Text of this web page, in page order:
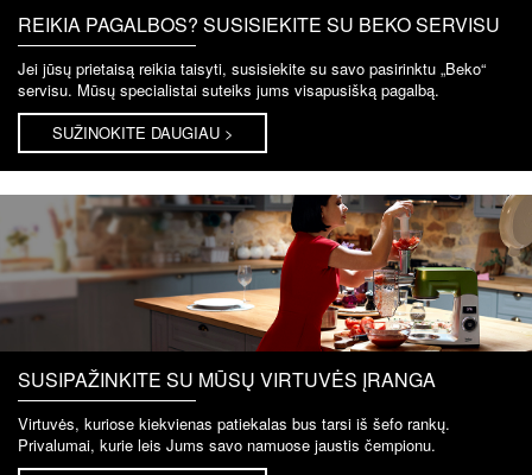
REIKIA PAGALBOS? SUSISIEKITE SU BEKO SERVISU
Jei jūsų prietaisą reikia taisyti, susisiekite su savo pasirinktu „Beko“
servisu. Mūsų specialistai suteiks jums visapusišką pagalbą.
SUŽINOKITE DAUGIAU >
SUSIPAŽINKITE SU MŪSŲ VIRTUVĖS ĮRANGA
Virtuvės, kuriose kiekvienas patiekalas bus tarsi iš šefo rankų.
Privalumai, kurie leis Jums savo namuose jaustis čempionu.